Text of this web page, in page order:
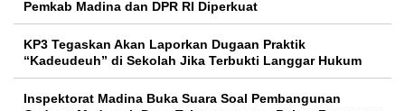
Pemkab Madina dan DPR RI Diperkuat
KP3 Tegaskan Akan Laporkan Dugaan Praktik
“Kadeudeuh” di Sekolah Jika Terbukti Langgar Hukum
Inspektorat Madina Buka Suara Soal Pembangunan